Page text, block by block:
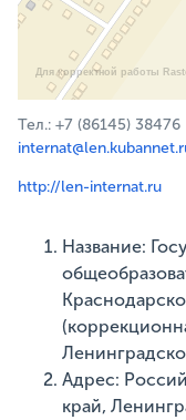
Для корректной работы
Тел.: +7 (86145) 38476
http://len-internat.ru
Название:
Адрес:
край,